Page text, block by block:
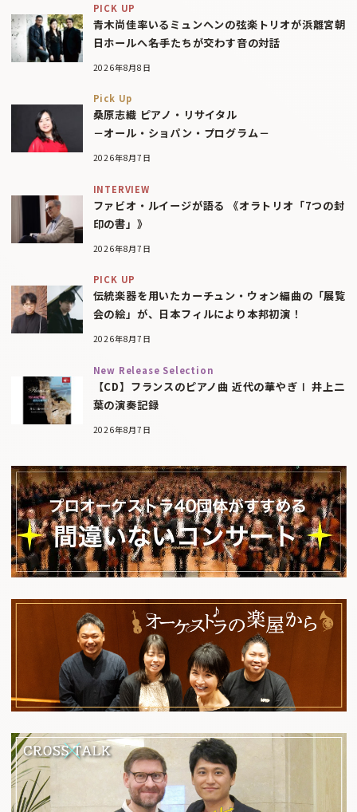
PICK UP
青木尚佳率いるミュンヘンの弦楽トリオが浜離宮朝
日ホールへ――名手たちが交わす音の対話
2026年8月8日
Pick Up
桑原志織 ピアノ・リサイタル
－オール・ショパン・プログラム－
2026年8月7日
INTERVIEW
ファビオ・ルイージが語る 《オラトリオ「7つの封
印の書」》
2026年8月7日
PICK UP
伝統楽器を用いたカーチュン・ウォン編曲の「展覧
会の絵」が、日本フィルにより本邦初演！
2026年8月7日
New Release Selection
【CD】フランスのピアノ曲 近代の華やぎⅠ 井上二
葉の演奏記録
2026年8月7日